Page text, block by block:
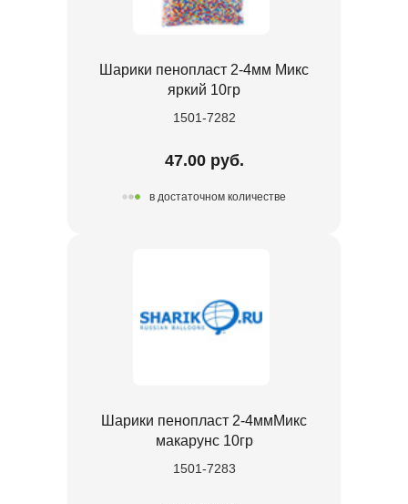
Шарики пенопласт 2-4мм Микс
яркий 10гр
1501-7282
47.00 руб.
в достаточном количестве
Шарики пенопласт 2-4ммМикс
макарунс 10гр
1501-7283